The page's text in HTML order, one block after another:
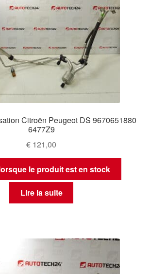
Citroën Peugeot DS 9670651880
6477Z9
€ 121,00
le produit est en stock
Lire la suite